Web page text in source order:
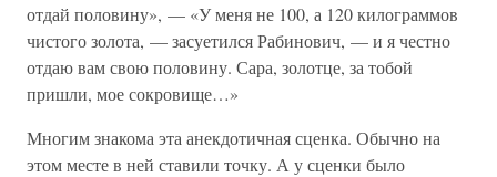
отдай половину», — «У меня не 100, а 120 килограммов
чистого золота, — засуетился Рабинович, — и я честно
отдаю вам свою половину. Сара, золотце, за тобой
пришли, мое сокровище…»
Многим знакома эта анекдотичная сценка. Обычно на
этом месте в ней ставили точку. А у сценки было